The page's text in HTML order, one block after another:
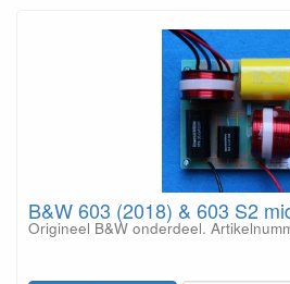
B&W 603 (2018) & 603 S2
Origineel B&W onderdeel.